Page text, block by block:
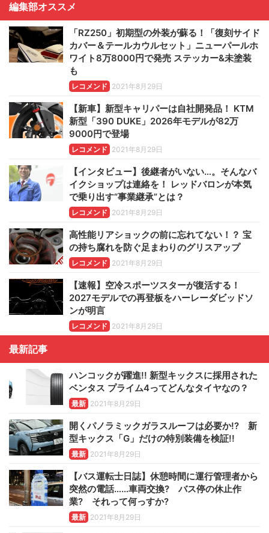
編集部オススメ
「RZ250」初期型の外装が蘇る！「復刻サイド
カバー＆テールカウルセット」ニューパールホ
ワイト8万8000円で発売 ステッカー&未塗装
も
レコメンド 2021年8月29日
【新車】新型キャリパーは自社開発品！ KTM
新型「390 DUKE」2026年モデルが82万
9000円で登場
レコメンド 2021年8月29日
【インタビュー】後継者がいない…。そんなバ
イクショップは連絡を！ レッドバロンが本気
で乗り出す“事業継承”とは？
レコメンド 2021年8月29日
高性能リアショックの前に忘れてない！？ 宝
の持ち腐れを防ぐ足まわりのグリスアップ
レコメンド 2021年8月29日
【速報】空冷スポーツスターが復活する！
2027モデルでの再登板をハーレーダビッドソ
ンが明言
レコメンド 2021年8月29日
最新記事
ハンコックが躍進!! 新型キックスに採用された
ベンタス プライム4ってどんなタイヤなの？
最新 2021年8月29日
開くパノラミックガラスルーフは必要か!? 新
型キックス「G」だけの特別装備を検証!!
最新 2021年8月29日
【バス運転士日誌】休憩時間に運行管理者から
突然の電話……車両交換? バス停の休止作
業? それって何っすか?
最新 2021年8月29日